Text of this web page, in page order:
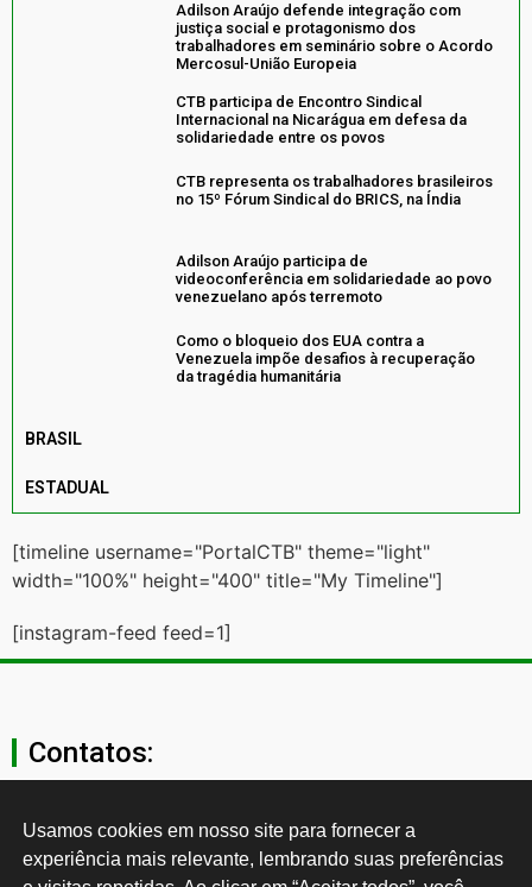
Adilson Araújo defende integração com
justiça social e protagonismo dos
trabalhadores em seminário sobre o Acordo
Mercosul-União Europeia
CTB participa de Encontro Sindical
Internacional na Nicarágua em defesa da
solidariedade entre os povos
CTB representa os trabalhadores brasileiros
no 15º Fórum Sindical do BRICS, na Índia
Adilson Araújo participa de
videoconferência em solidariedade ao povo
venezuelano após terremoto
Como o bloqueio dos EUA contra a
Venezuela impõe desafios à recuperação
da tragédia humanitária
BRASIL
ESTADUAL
[timeline username="PortalCTB" theme="light"
width="100%" height="400" title="My Timeline"]
[instagram-feed feed=1]
Contatos:
secgeral@ctb.org.br
11 3874-0040
Usamos cookies em nosso site para fornecer a
experiência mais relevante, lembrando suas preferências